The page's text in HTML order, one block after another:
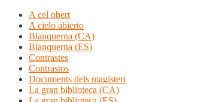
A cel obert
A cielo abierto
Blanquerna (CA)
Blanquerna (ES)
Contrastes
Contrastos
Documents dels magisteri
La gran biblioteca (CA)